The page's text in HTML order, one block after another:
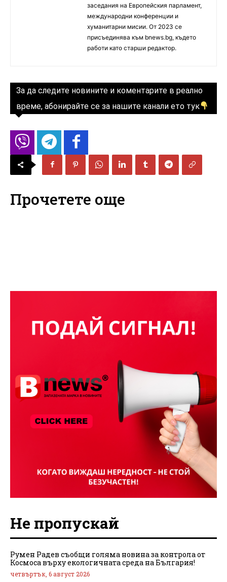
заседания на Европейския парламент,
международни конференции и
хуманитарни мисии. От 2023 се
присъединява към bnews.bg, където
работи като старши редактор.
За да следите новините и коментарите в реално
време, абонирайте се за нашите канали ето тук
Прочетете още
Не пропускай
Румен Радев съобщи голяма новина за контрола от
Космоса върху екологичната среда на България!
четвъртък, 6 август 2026